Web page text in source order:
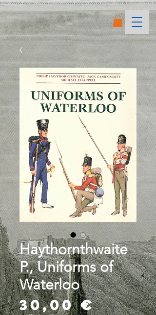
Haythornthwaite
P., Uniforms of
Waterloo
30,00 €Price